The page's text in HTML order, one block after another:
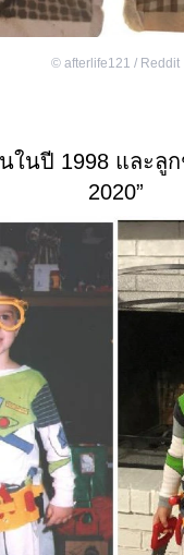
© afterlife121 / Reddit
ในปี 1998 และลู
2020”